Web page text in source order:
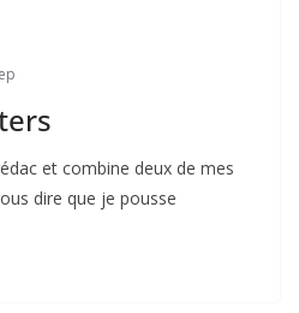
et combine deux de mes
dire que je pousse